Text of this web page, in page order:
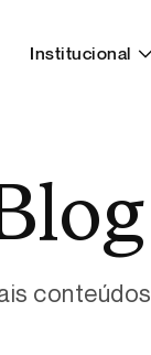
Institucional